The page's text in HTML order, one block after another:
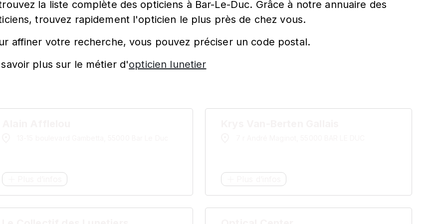
la liste complète des opticiens à Bar-Le-Duc. Grâce à notre annuaire des
trouvez rapidement l'opticien le plus près de chez vous.
affiner votre recherche, vous pouvez préciser un code postal.
plus sur le métier d'opticien lunetier